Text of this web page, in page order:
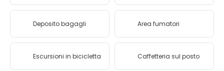
Deposito bagagli Area fumatori
Escursioni in bicicletta Caffetteria sul posto